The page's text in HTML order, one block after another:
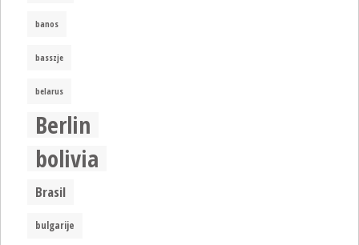
banos
basszje
belarus
Berlin
bolivia
Brasil
bulgarije